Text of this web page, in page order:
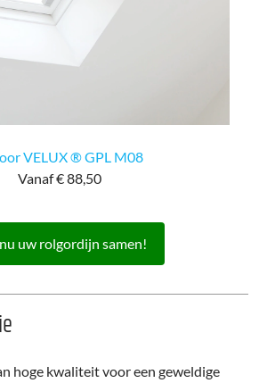
VELUX ® GPL M08
Vanaf € 88,50
uw rolgordijn samen!
hoge kwaliteit voor een geweldige